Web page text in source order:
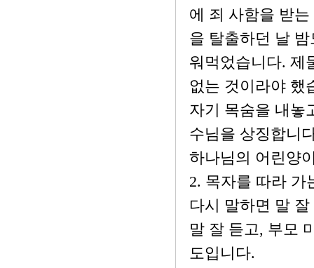
에 죄 사함을 받
을 탈출하던 날
워먹었습니다. 제
없는 것이라야 했
자기 목숨을 내놓
수님을 상징합니
하나님의 어린양
2. 목자를 따라 가
다시 말하면 말
말 잘 듣고, 부모
도입니다.